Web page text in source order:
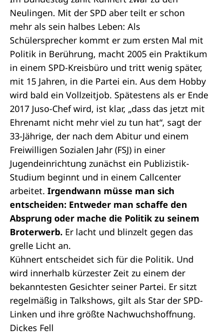
Neulingen. Mit der SPD aber teilt er schon
mehr als sein halbes Leben: Als
Schülersprecher kommt er zum ersten Mal mit
Politik in Berührung, macht 2005 ein Praktikum
in einem SPD-Kreisbüro und tritt wenig später,
mit 15 Jahren, in die Partei ein. Aus dem Hobby
wird bald ein Vollzeitjob. Spätestens als er Ende
2017 Juso-Chef wird, ist klar, „dass das jetzt mit
Ehrenamt nicht mehr viel zu tun hat“, sagt der
33-Jährige, der nach dem Abitur und einem
Freiwilligen Sozialen Jahr (FSJ) in einer
Jugendeinrichtung zunächst ein Publizistik-
Studium beginnt und in einem Callcenter
arbeitet. Irgendwann müsse man sich
entscheiden: Entweder man schaffe den
Absprung oder mache die Politik zu seinem
Broterwerb. Er lacht und blinzelt gegen das
grelle Licht an.
Kühnert entscheidet sich für die Politik. Und
wird innerhalb kürzester Zeit zu einem der
bekanntesten Gesichter seiner Partei. Er sitzt
regelmäßig in Talkshows, gilt als Star der SPD-
Linken und ihre größte Nachwuchshoffnung.
Dickes Fell